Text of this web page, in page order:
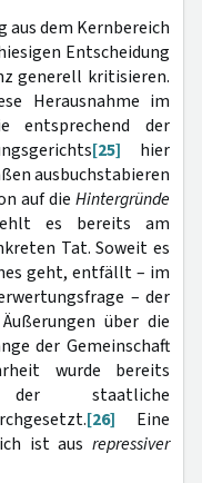
aus dem Kernbereich
Entscheidung
generell kritisieren.
Herausnahme im
entsprechend der
[25] hier
ausbuchstabieren
auf die Hintergründe
es bereits am
Tat. Soweit es
geht, entfällt – im
– der
über die
der Gemeinschaft
wurde bereits
staatliche
[26] Eine
ist aus repressiver